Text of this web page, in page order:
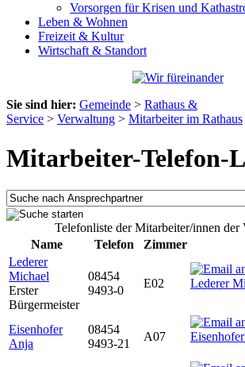
Vorsorgen für Krisen und
Leben & Wohnen
Freizeit & Kultur
Wirtschaft & Standort
Sie sind hier: Gemeinde > Rathaus &
Service > Verwaltung > Mitarbeiter im Rathaus
Mitarbeiter-Telefon-
Telefonliste der Mitarbeiter/innen der
Name
Telefon Zimmer
Lederer
Michael
Erster
Bürgermeister
08454
9493-0
E02
Eisenhofer
Anja
08454
9493-21
A07